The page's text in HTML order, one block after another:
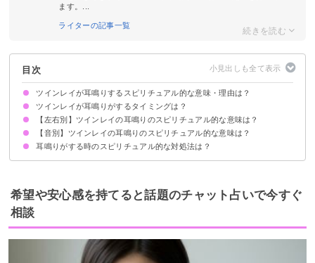
ます。...
ライターの記事一覧
目次
ツインレイが耳鳴りするスピリチュアル的な意味・理由は？
①ツインレイからのテレパシーを受け取ったサイン
②お互いの魂が共鳴している
③自分の波動が変わった
④霊的に覚醒した合図
⑤ツインレイの不調やストレスを感じ取っている
ツインレイが耳鳴りがするタイミングは？
出会ってすぐ
サイレント期間
統合前
【左右別】ツインレイの耳鳴りのスピリチュアル的な意味は？
左耳の耳鳴りのスピリチュアル的意味
右耳の耳鳴りのスピリチュアル的意味
【音別】ツインレイの耳鳴りのスピリチュアル的な意味は？
「ピー」という音の耳鳴りがするスピリチュアル的意味
「キーン」という音の耳鳴りがするスピリチュアル的意味
高音の耳鳴りがするスピリチュアル的意味
低音の耳鳴りがするスピリチュアル的意味
耳鳴りがする時のスピリチュアル的な対処法は？
瞑想をする
ツインレイからのメッセージを受け取り生活に活かす
お参りをする
希望や安心感を持てると話題のチャット占いで今すぐ
相談